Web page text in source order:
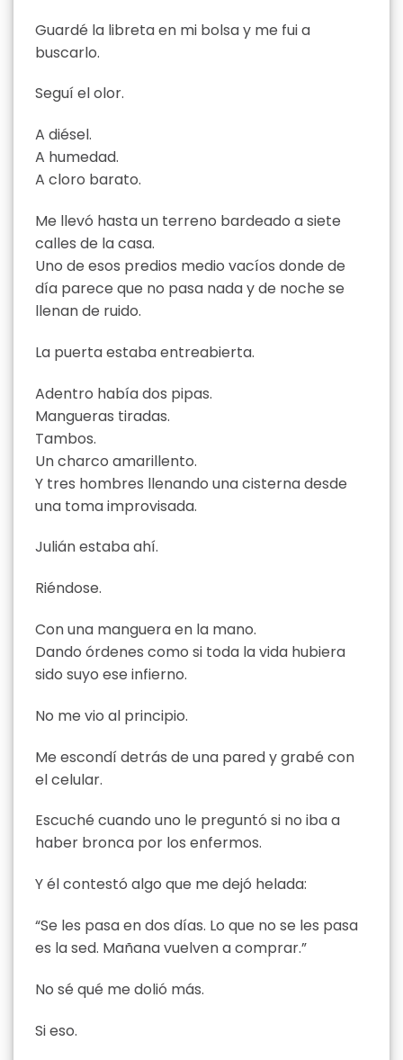
Guardé la libreta en mi bolsa y me fui a
buscarlo.
Seguí el olor.
A diésel.
A humedad.
A cloro barato.
Me llevó hasta un terreno bardeado a siete
calles de la casa.
Uno de esos predios medio vacíos donde de
día parece que no pasa nada y de noche se
llenan de ruido.
La puerta estaba entreabierta.
Adentro había dos pipas.
Mangueras tiradas.
Tambos.
Un charco amarillento.
Y tres hombres llenando una cisterna desde
una toma improvisada.
Julián estaba ahí.
Riéndose.
Con una manguera en la mano.
Dando órdenes como si toda la vida hubiera
sido suyo ese infierno.
No me vio al principio.
Me escondí detrás de una pared y grabé con
el celular.
Escuché cuando uno le preguntó si no iba a
haber bronca por los enfermos.
Y él contestó algo que me dejó helada:
“Se les pasa en dos días. Lo que no se les pasa
es la sed. Mañana vuelven a comprar.”
No sé qué me dolió más.
Si eso.